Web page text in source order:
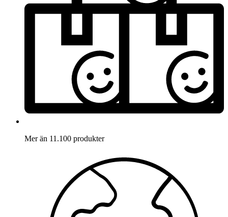
Mer än 11.100 produkter